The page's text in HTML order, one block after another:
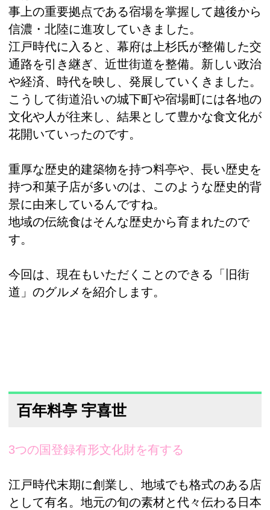
事上の重要拠点である宿場を掌握して越後から
信濃・北陸に進攻していきました。
江戸時代に入ると、幕府は上杉氏が整備した交
通路を引き継ぎ、近世街道を整備。新しい政治
や経済、時代を映し、発展していくきました。
こうして街道沿いの城下町や宿場町には各地の
文化や人が往来し、結果として豊かな食文化が
花開いていったのです。
重厚な歴史的建築物を持つ料亭や、長い歴史を
持つ和菓子店が多いのは、このような歴史的背
景に由来しているんですね。
地域の伝統食はそんな歴史から育まれたので
す。
今回は、現在もいただくことのできる「旧街
道」のグルメを紹介します。
百年料亭 宇喜世
3つの国登録有形文化財を有する
江戸時代末期に創業し、地域でも格式のある店
として有名。地元の旬の素材と代々伝わる日本